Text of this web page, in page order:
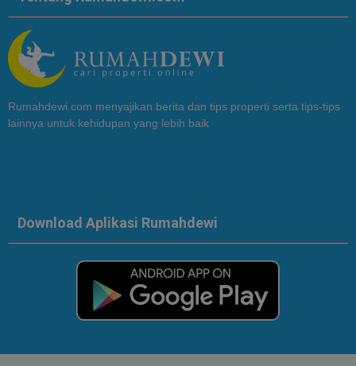
Rumahdewi.com menyajikan berita dan tips properti serta tips-tips
lainnya untuk kehidupan yang lebih baik
Download Aplikasi Rumahdewi